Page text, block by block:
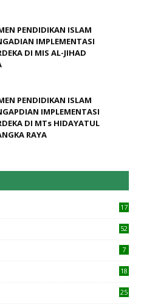
PENDIDIKAN ISLAM
IMPLEMENTASI
DI MIS AL-JIHAD
PENDIDIKAN ISLAM
IMPLEMENTASI
DI MTs HIDAYATUL
RAYA
17
52
7
18
25